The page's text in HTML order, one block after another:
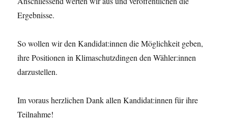
Ergebnisse.
So wollen wir den Kandidat:innen die Möglichkeit geben,
ihre Positionen in Klimaschutzdingen den Wähler:innen
darzustellen.
Im voraus herzlichen Dank allen Kandidat:innen für ihre
Teilnahme!